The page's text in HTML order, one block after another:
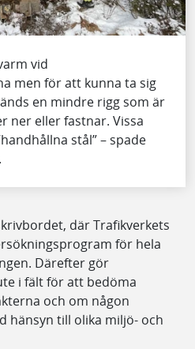
vid
men för att kunna ta sig
en mindre rigg som är
ner eller fastnar. Vissa
stål” – spade
där Trafikverkets
för hela
Därefter gör
i fält för att bedöma
och om någon
hänsyn till olika miljö- och